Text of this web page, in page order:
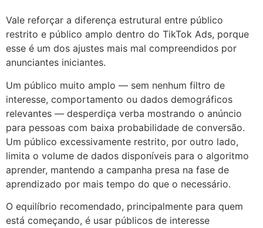
Vale reforçar a diferença estrutural entre público
restrito e público amplo dentro do TikTok Ads, porque
esse é um dos ajustes mais mal compreendidos por
anunciantes iniciantes.
Um público muito amplo — sem nenhum filtro de
interesse, comportamento ou dados demográficos
relevantes — desperdiça verba mostrando o anúncio
para pessoas com baixa probabilidade de conversão.
Um público excessivamente restrito, por outro lado,
limita o volume de dados disponíveis para o algoritmo
aprender, mantendo a campanha presa na fase de
aprendizado por mais tempo do que o necessário.
O equilíbrio recomendado, principalmente para quem
está começando, é usar públicos de interesse